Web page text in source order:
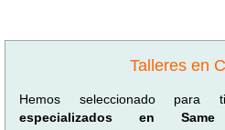
Talleres en
Hemos seleccionado
especializados en